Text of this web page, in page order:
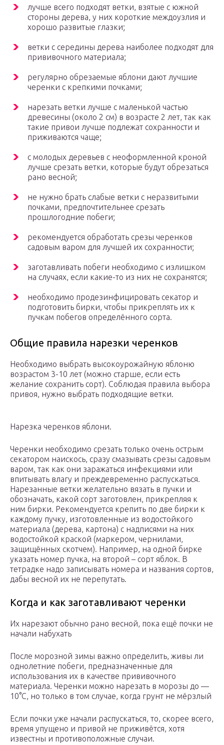
лучше всего подходят ветки, взятые с южной
стороны дерева, у них короткие междоузлия и
хорошо развитые глазки;
ветки с середины дерева наиболее подходят для
прививочного материала;
регулярно обрезаемые яблони дают лучшие
черенки с крепкими почками;
нарезать ветки лучше с маленькой частью
древесины (около 2 см) в возрасте 2 лет, так как
такие привои лучше подлежат сохранности и
приживаются чаще;
с молодых деревьев с неоформленной кроной
лучше срезать ветки, которые будут обрезаться
рано весной;
не нужно брать слабые ветки с неразвитыми
почками, предпочтительнее срезать
прошлогодние побеги;
рекомендуется обработать срезы черенков
садовым варом для лучшей их сохранности;
заготавливать побеги необходимо с излишком
на случаях, если какие-то из них не сохранятся;
необходимо продезинфицировать секатор и
подготовить бирки, чтобы прикреплять их к
пучкам побегов определённого сорта.
Общие правила нарезки черенков
Необходимо выбрать высокоурожайную яблоню
возрастом 3-10 лет (можно старше, если есть
желание сохранить сорт). Соблюдая правила выбора
привоя, нужно выбрать подходящие ветки.
Нарезка черенков яблони.
Черенки необходимо срезать только очень острым
секатором наискось, сразу смазывать срезы садовым
варом, так как они заражаться инфекциями или
впитывать влагу и преждевременно распускаться.
Нарезанные ветки желательно вязать в пучки и
обозначать, какой сорт заготовлен, прикрепляя к
ним бирки. Рекомендуется крепить по две бирки к
каждому пучку, изготовленные из водостойкого
материала (дерева, картона) с надписями на них
водостойкой краской (маркером, чернилами,
защищённых скотчем). Например, на одной бирке
указать номер пучка, на второй – сорт яблок. В
тетрадке надо записывать номера и названия сортов,
дабы весной их не перепутать.
Когда и как заготавливают черенки
Их нарезают обычно рано весной, пока ещё почки не
начали набухать
После морозной зимы важно определить, живы ли
однолетние побеги, предназначенные для
использования их в качестве прививочного
материала. Черенки можно нарезать в морозы до —
10°С, но только в том случае, когда грунт не мёрзлый
Если почки уже начали распускаться, то, скорее всего,
время упущено и привой не приживётся, хотя
известны и противоположные случаи.